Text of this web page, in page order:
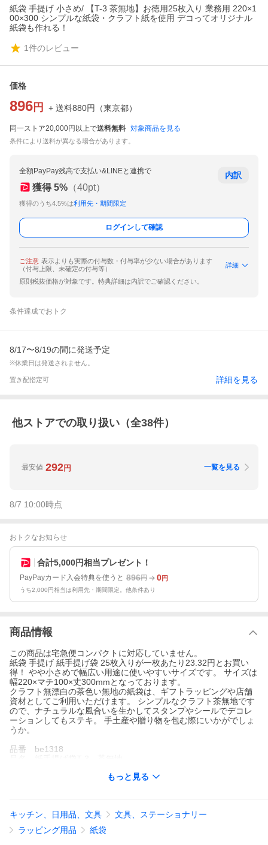
紙袋 手提げ 小さめ/ 【T-3 茶無地】お徳用25枚入り 業務用 220×1
00×300 シンプルな紙袋・クラフト紙を使用 デコってオリジナル
紙袋も作れる！
1件のレビュー
価格
896 円 + 送料880円 （東京都）
同一ストア20,000円以上で送料無料 対象商品を見る
条件により送料が異なる場合があります。
全額PayPay残高で支払い&LINEと連携で
獲得 5% （40pt）
獲得のうち4.5%は利用先・期間限定
内訳
ログインして確認
ご注意 表示よりも実際の付与数・付与率が少ない場合があります
（付与上限、未確定の付与等）
詳細
原則税抜価格が対象です。特典詳細は内訳でご確認ください。
条件達成でおトク
8/17〜8/19の間に発送予定
※休業日は発送されません。
置き配指定可 詳細を見る
他ストアでの取り扱い（全38件）
最安値 292円 一覧を見る
8/7 10:00時点
おトクなお知らせ
合計5,000円相当プレゼント！
PayPayカード入会特典を使うと 896円 0円
うち2,000円相当は利用先・期間限定。他条件あり
商品情報
この商品は宅急便コンパクトに対応していません。
紙袋 手提げ 紙手提げ袋 25枚入りが一枚あたり23.32円とお買い
得！ やや小さめで幅広い用途に使いやすいサイズです。 サイズは
幅220×マチ100×丈300mmとなっております。
クラフト無漂白の茶色い無地の紙袋は、ギフトラッピングや店舗
資材としてご利用いただけます。 シンプルなクラフト茶無地です
ので、ナチュラルな風合いを生かしてスタンプやシールでデコレ
ーションしてもステキ。 手土産や贈り物を包む際にいかがでしょ
うか。
品番 be1318
材質 未晒80g/平方メートルもっと見る
キッチン、日用品、文具
文具、ステーショナリー
ラッピング用品
紙袋